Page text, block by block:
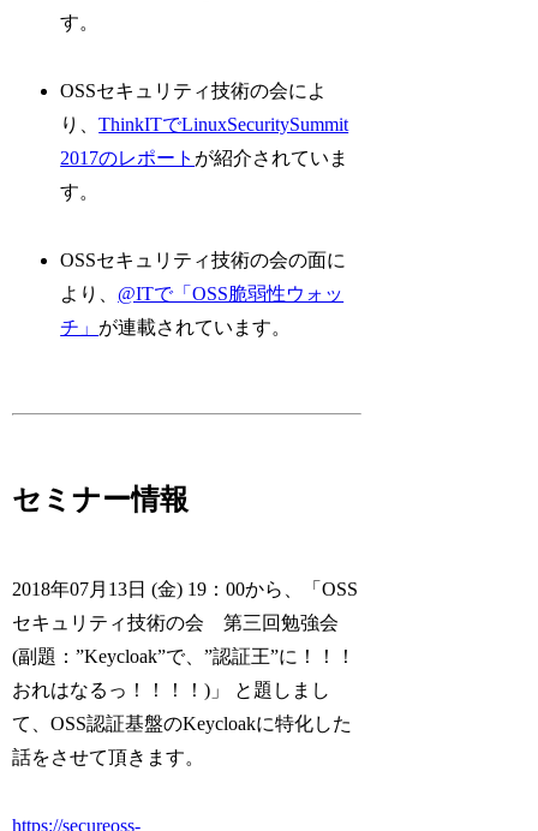
す。
OSSセキュリティ技術の会によ
り、ThinkITでLinuxSecuritySummit
2017のレポート が紹介されていま
す。
OSSセキュリティ技術の会の面に
より、 @ITで「OSS脆弱性ウォッ
チ」 が連載されています。
セミナー情報
2018年07月13日 (金) 19：00から、「OSS
セキュリティ技術の会 第三回勉強会
(副題：”Keycloak”で、”認証王”に！！！
おれはなるっ！！！！)」 と題しまし
て、OSS認証基盤のKeycloakに特化した
話をさせて頂きます。
https://secureoss-